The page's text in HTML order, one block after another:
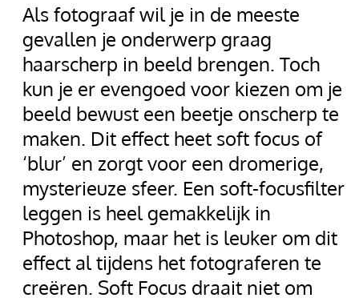
Als fotograaf wil je in de meeste
gevallen je onderwerp graag
haarscherp in beeld brengen. Toch
kun je er evengoed voor kiezen om je
beeld bewust een beetje onscherp te
maken. Dit effect heet soft focus of
‘blur’ en zorgt voor een dromerige,
mysterieuze sfeer. Een soft-focusfilter
leggen is heel gemakkelijk in
Photoshop, maar het is leuker om dit
effect al tijdens het fotograferen te
creëren. Soft Focus draait niet om